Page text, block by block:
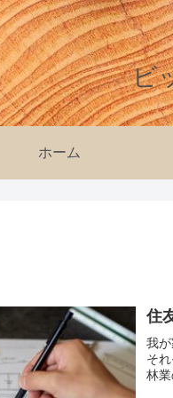
ビ
ホーム
住
我
そ
林